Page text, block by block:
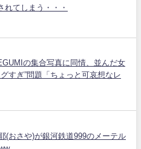
れてしまう・・・
の集合写真に同情、並んだ女
すぎ”問題「ちょっと可哀想なレ
(おさや)が銀河鉄道999のメーテル